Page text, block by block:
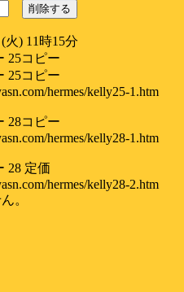
削除する
火) 11時15分
25コピー
25コピー
hermes/kelly25-1.htm
28コピー
hermes/kelly28-1.htm
28 定価
hermes/kelly28-2.htm
。